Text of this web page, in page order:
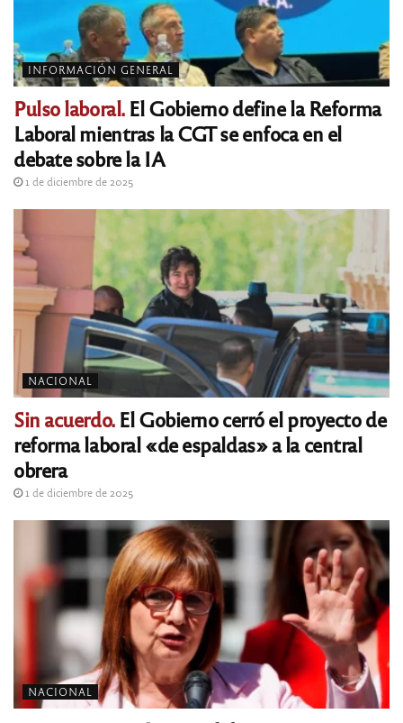
INFORMACIÓN GENERAL
Pulso laboral.El Gobierno define la Reforma
Laboral mientras la CGT se enfoca en el
debate sobre la IA
1 de diciembre de 2025
NACIONAL
Sin acuerdo.El Gobierno cerró el proyecto de
reforma laboral «de espaldas» a la central
obrera
1 de diciembre de 2025
NACIONAL